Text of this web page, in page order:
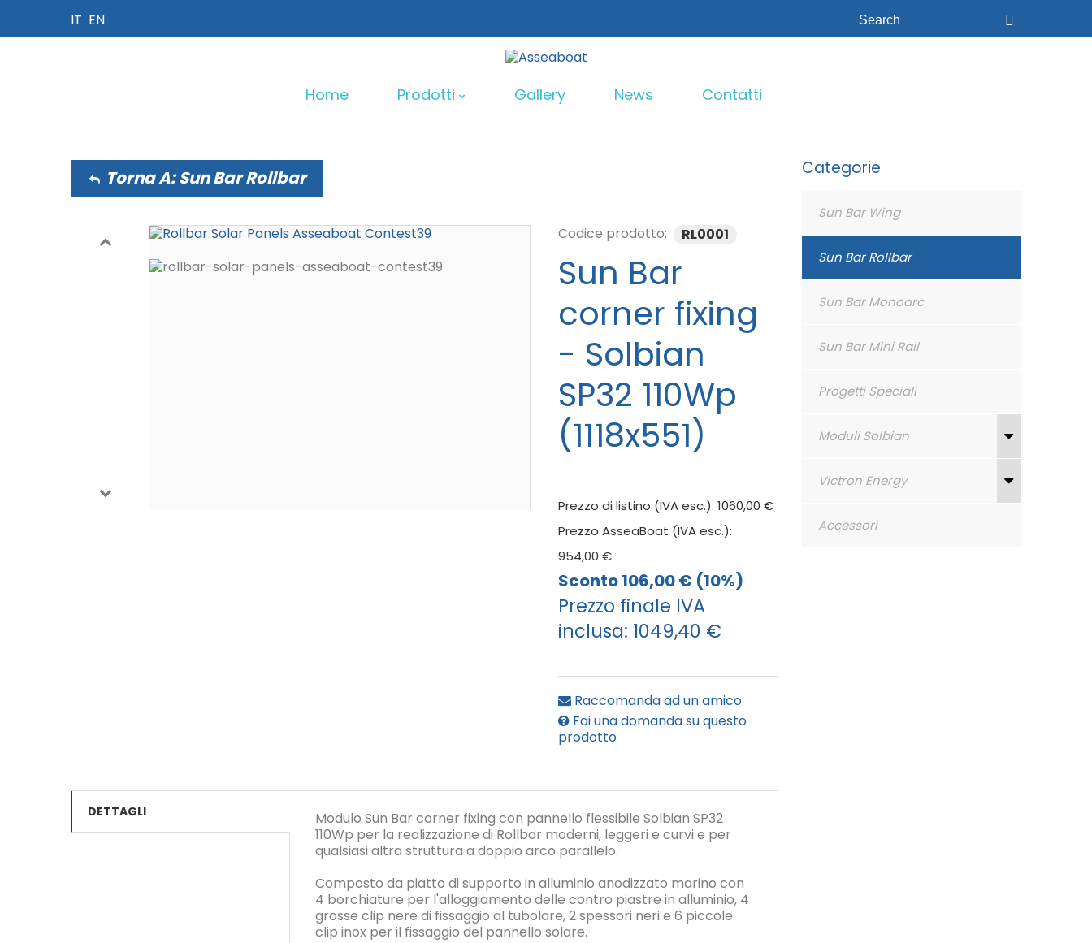
IT EN
Home Prodotti
I NOSTRI PRODOTTI
Sun Bar Wing
Sun Bar Monoarc
Progetti Speciali
Gallery News Contatti
Torna A: Sun Bar Rollbar
Codice prodotto: RL0001
Sun Bar
corner fixing
- Solbian
SP32 110Wp
(1118x551)
Prezzo di listino (IVA esc.): 1060,00 €
Prezzo AsseaBoat (IVA esc.):
954,00 €
Sconto106,00 € (10%)
Prezzo finale IVA
inclusa: 1049,40 €
Raccomanda ad un amico
Fai una domanda su questo
prodotto
DETTAGLI
Modulo Sun Bar corner fixing con pannello flessibile Solbian SP32
110Wp per la realizzazione di Rollbar moderni, leggeri e curvi e per
qualsiasi altra struttura a doppio arco parallelo.
Composto da piatto di supporto in alluminio anodizzato marino con
4 borchiature per l'alloggiamento delle contro piastre in alluminio, 4
grosse clip nere di fissaggio al tubolare, 2 spessori neri e 6 piccole
clip inox per il fissaggio del pannello solare.
Categorie
Sun Bar Wing
Sun Bar Rollbar
Sun Bar Monoarc
Sun Bar Mini Rail
Progetti Speciali
Moduli Solbian
Victron Energy
Accessori